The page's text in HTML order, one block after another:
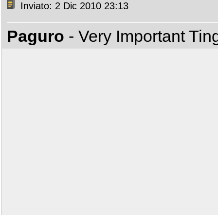
Inviato: 2 Dic 2010 23:13
Paguro - Very Important